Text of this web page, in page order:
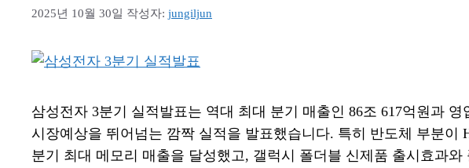
2025년 10월 30일 작성자: jungiljun
삼성전자 3분기 실적발표는 역대 최대 분기 매출인 86조 617억원과 영
시장예상을 뛰어넘는 깜짝 실적을 발표했습니다. 특히 반도체 부분이
분기 최대 메모리 매출을 달성했고, 갤럭시 폴더블 신제품 출시효과